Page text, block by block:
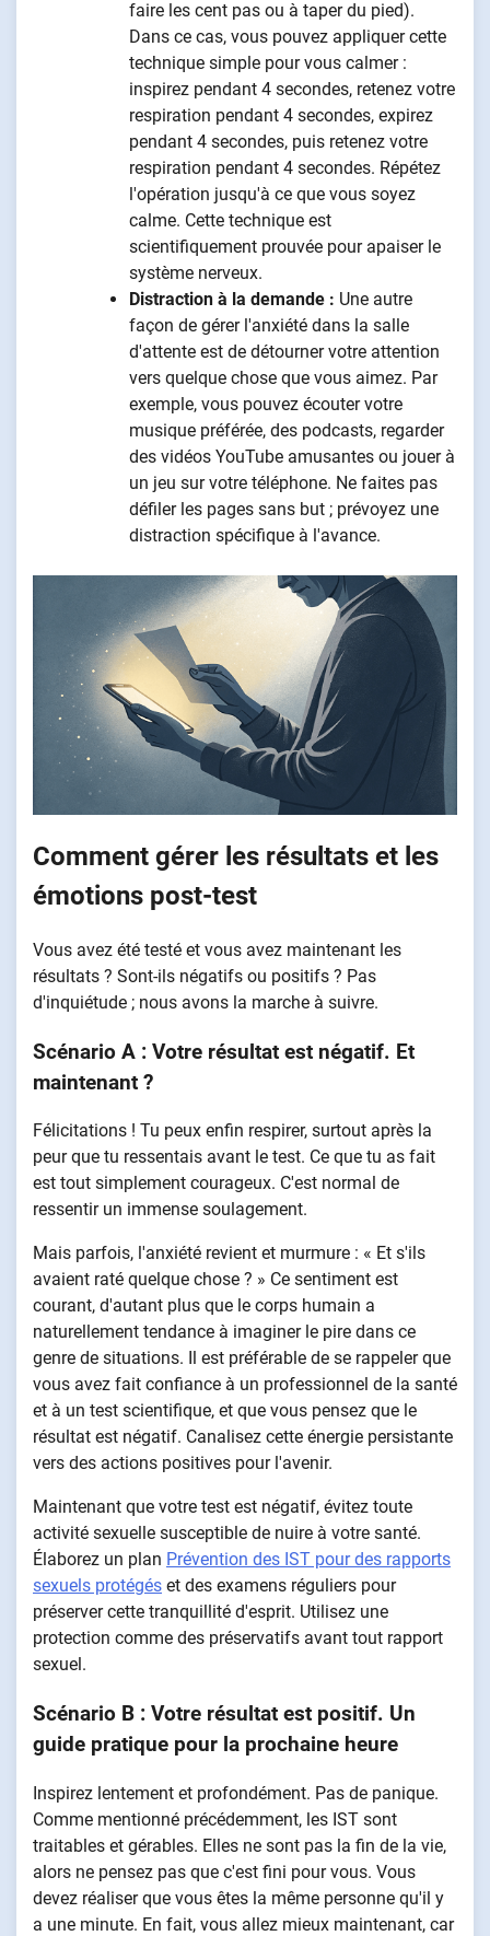
faire les cent pas ou à taper du pied).
Dans ce cas, vous pouvez appliquer cette
technique simple pour vous calmer :
inspirez pendant 4 secondes, retenez votre
respiration pendant 4 secondes, expirez
pendant 4 secondes, puis retenez votre
respiration pendant 4 secondes. Répétez
l'opération jusqu'à ce que vous soyez
calme. Cette technique est
scientifiquement prouvée pour apaiser le
système nerveux.
Distraction à la demande : Une autre
façon de gérer l'anxiété dans la salle
d'attente est de détourner votre attention
vers quelque chose que vous aimez. Par
exemple, vous pouvez écouter votre
musique préférée, des podcasts, regarder
des vidéos YouTube amusantes ou jouer à
un jeu sur votre téléphone. Ne faites pas
défiler les pages sans but ; prévoyez une
distraction spécifique à l'avance.
Comment gérer les résultats et les
émotions post-test
Vous avez été testé et vous avez maintenant les
résultats ? Sont-ils négatifs ou positifs ? Pas
d'inquiétude ; nous avons la marche à suivre.
Scénario A : Votre résultat est négatif. Et
maintenant ?
Félicitations ! Tu peux enfin respirer, surtout après la
peur que tu ressentais avant le test. Ce que tu as fait
est tout simplement courageux. C'est normal de
ressentir un immense soulagement.
Mais parfois, l'anxiété revient et murmure : « Et s'ils
avaient raté quelque chose ? » Ce sentiment est
courant, d'autant plus que le corps humain a
naturellement tendance à imaginer le pire dans ce
genre de situations. Il est préférable de se rappeler que
vous avez fait confiance à un professionnel de la santé
et à un test scientifique, et que vous pensez que le
résultat est négatif. Canalisez cette énergie persistante
vers des actions positives pour l'avenir.
Maintenant que votre test est négatif, évitez toute
activité sexuelle susceptible de nuire à votre santé.
Élaborez un plan Prévention des IST pour des rapports
sexuels protégés et des examens réguliers pour
préserver cette tranquillité d'esprit. Utilisez une
protection comme des préservatifs avant tout rapport
sexuel.
Scénario B : Votre résultat est positif. Un
guide pratique pour la prochaine heure
Inspirez lentement et profondément. Pas de panique.
Comme mentionné précédemment, les IST sont
traitables et gérables. Elles ne sont pas la fin de la vie,
alors ne pensez pas que c'est fini pour vous. Vous
devez réaliser que vous êtes la même personne qu'il y
a une minute. En fait, vous allez mieux maintenant, car